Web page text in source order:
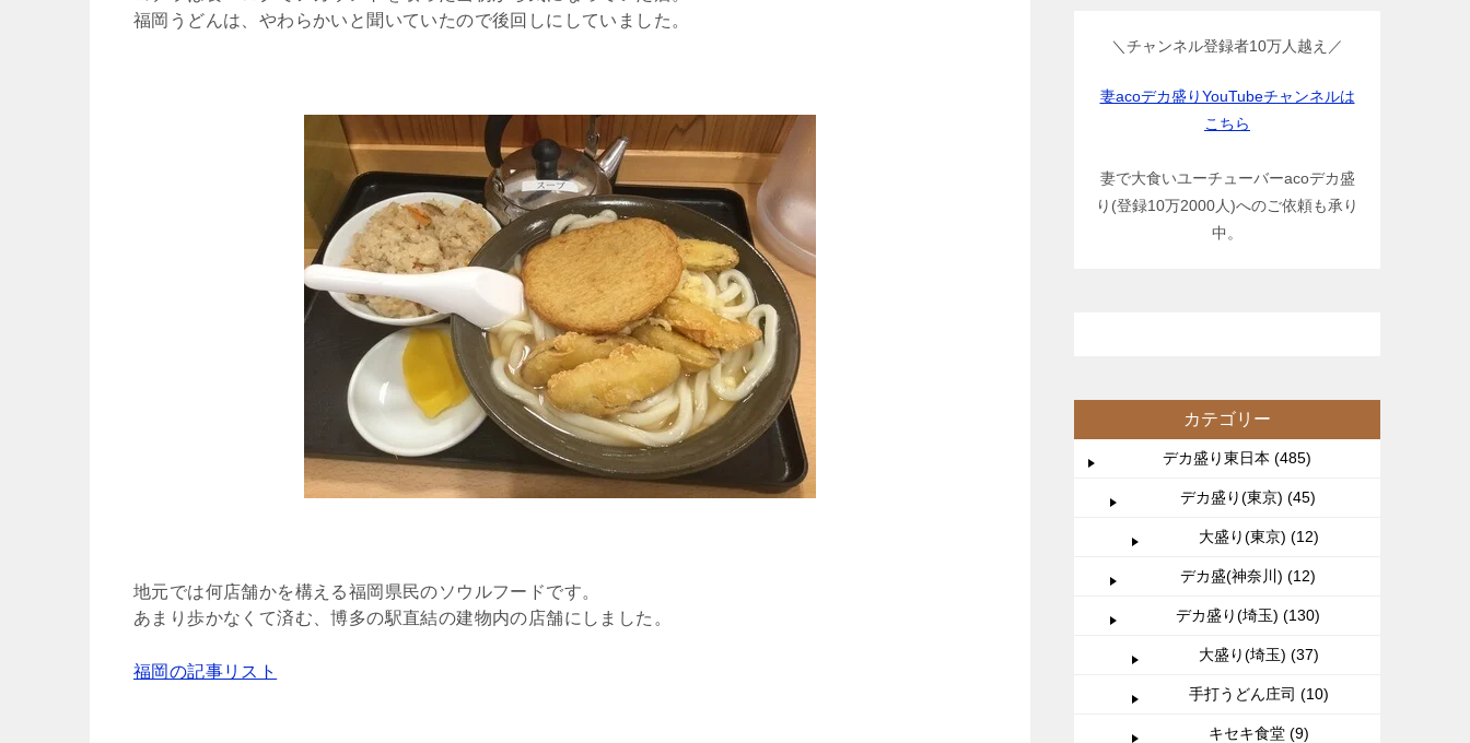
福岡うどんは、やわらかいと聞いていたので後回しにしていました。
地元では何店舗かを構える福岡県民のソウルフードです。
あまり歩かなくて済む、博多の駅直結の建物内の店舗にしました。
福岡の記事リスト
＼チャンネル登録者10万人越え／
妻acoデカ盛りYouTubeチャンネルは
こちら
妻で大食いユーチューバーacoデカ盛
り(登録10万2000人)へのご依頼も承り
中。
カテゴリー
デカ盛り東日本 (485)
デカ盛り(東京) (45)
大盛り(東京) (12)
デカ盛(神奈川) (12)
デカ盛り(埼玉) (130)
大盛り(埼玉) (37)
手打うどん庄司 (10)
キセキ食堂 (9)